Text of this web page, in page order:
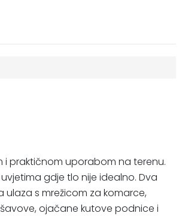
i praktičnom uporabom na terenu.
gdje tlo nije idealno. Dva
s mrežicom za komarce,
šavove, ojačane kutove podnice i